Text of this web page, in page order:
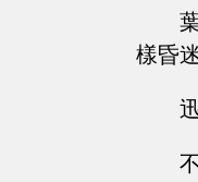
樣昏